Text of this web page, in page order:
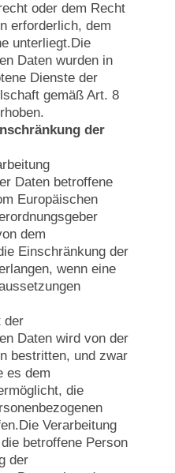
oder dem Recht
erforderlich, dem
unterliegt.Die
Daten wurden in
Dienste der
gemäß Art. 8
der
Daten betroffene
Europäischen
dem
Einschränkung der
wenn eine
der
Daten wird von der
bestritten, und zwar
es dem
die
Verarbeitung
betroffene Person
der